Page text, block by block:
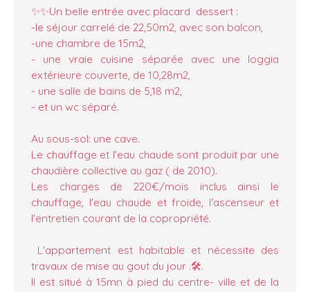
✨✨Un belle entrée avec placard dessert :
-le séjour carrelé de 22,50m2, avec son balcon,
-une chambre de 15m2,
- une vraie cuisine séparée avec une loggia
extérieure couverte, de 10,28m2,
- une salle de bains de 5,18 m2,
- et un wc séparé.
Au sous-sol: une cave.
Le chauffage et l'eau chaude sont produit par une
chaudière collective au gaz ( de 2010).
Les charges de 220€/mois inclus ainsi le
chauffage, l'eau chaude et froide, l'ascenseur et
l'entretien courant de la copropriété.
L'appartement est habitable et nécessite des
travaux de mise au gout du jour .🛠️.
Il est situé à 15mn à pied du centre- ville et de la